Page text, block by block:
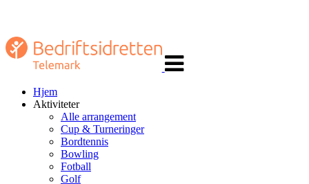
navigasjon
Hjem
Aktiviteter
Alle arrangement
Cup & Turneringer
Bordtennis
Bowling
Fotball
Golf